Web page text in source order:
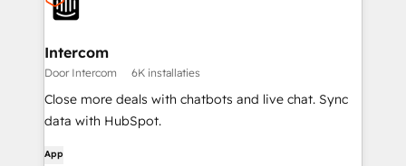
Intercom
Door Intercom 6K installaties
Close more deals with chatbots and live chat. Sync
data with HubSpot.
App